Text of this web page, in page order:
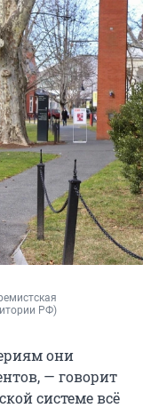
РФ)
они
— говорит
системе всё